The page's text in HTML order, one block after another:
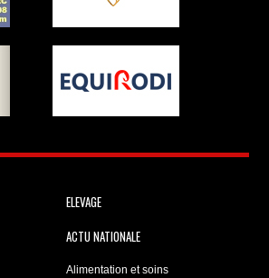
ELEVAGE
ACTU NATIONALE
Alimentation et soins